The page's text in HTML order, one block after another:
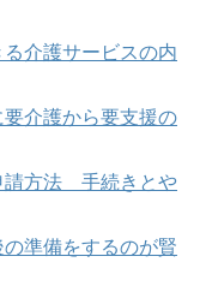
介護サービスの内
介護から要支援の
請方法 手続きとや
準備をするのが賢